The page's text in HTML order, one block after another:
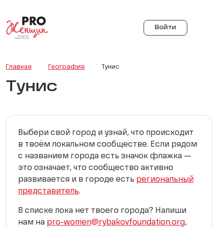
Войти
Главная География Тунис
Тунис
Выбери свой город и узнай, что происходит
в твоём локальном сообществе. Если рядом
с названием города есть значок флажка —
это означает, что сообщество активно
развивается и в городе есть региональный
представитель.
В списке пока нет твоего города? Напиши
нам на pro-women@rybakovfoundation.org,